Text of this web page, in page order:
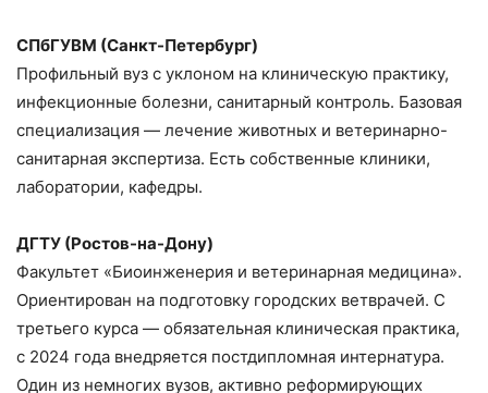
СПбГУВМ (Санкт-Петербург)
Профильный вуз с уклоном на клиническую практику,
инфекционные болезни, санитарный контроль. Базовая
специализация — лечение животных и ветеринарно-
санитарная экспертиза. Есть собственные клиники,
лаборатории, кафедры.
ДГТУ (Ростов-на-Дону)
Факультет «Биоинженерия и ветеринарная медицина».
Ориентирован на подготовку городских ветврачей. С
третьего курса — обязательная клиническая практика,
с 2024 года внедряется постдипломная интернатура.
Один из немногих вузов, активно реформирующих